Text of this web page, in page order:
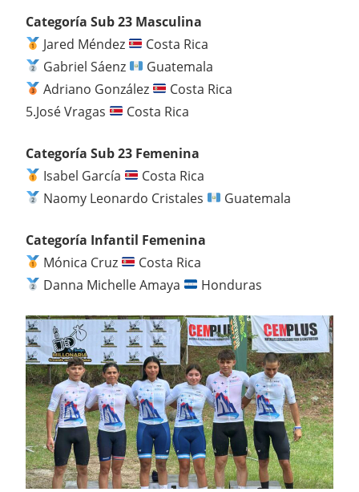
Categoría Sub 23 Masculina
Jared Méndez
Costa Rica
Gabriel Sáenz
Guatemala
Adriano González
Costa Rica
5.José Vragas
Costa Rica
Categoría Sub 23 Femenina
Isabel García
Costa Rica
Naomy Leonardo Cristales
Guatemala
Categoría Infantil Femenina
Mónica Cruz
Costa Rica
Danna Michelle Amaya
Honduras